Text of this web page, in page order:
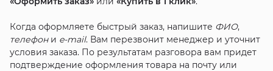
Когда оформляете быстрый заказ, напишите ФИО,
телефони e-mail. Вам перезвонит менеджер и уточнит
условия заказа. По результатам разговора вам придет
подтверждение оформления товара на почту или